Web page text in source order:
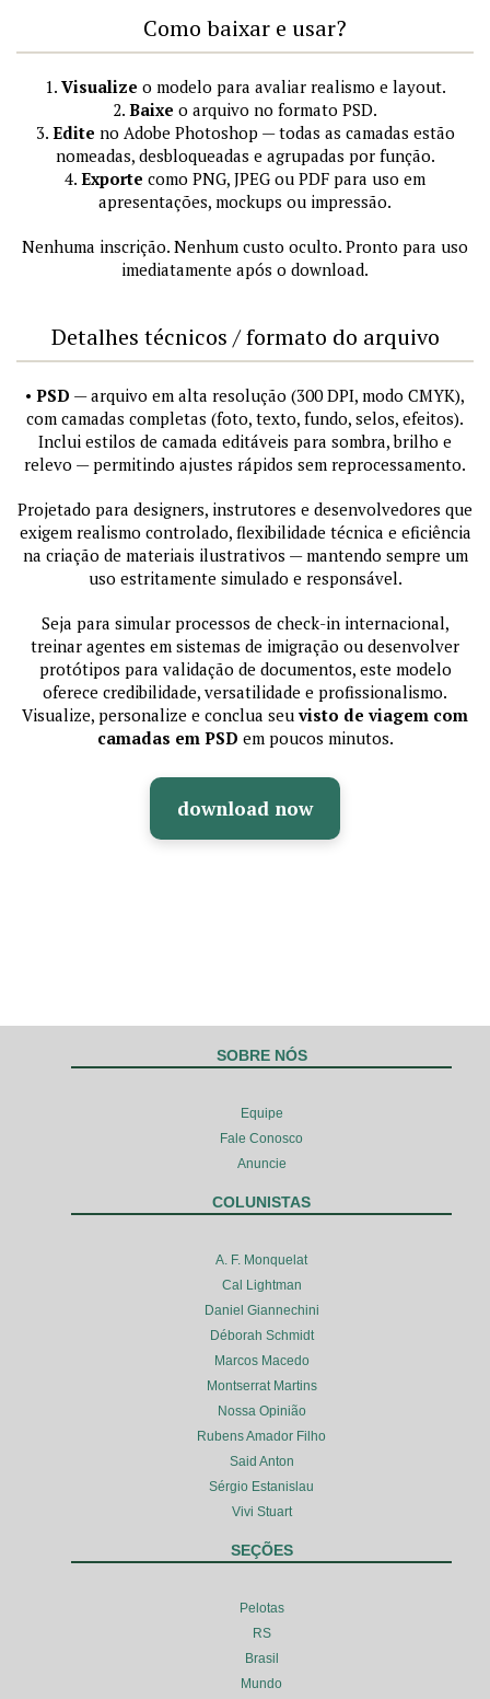
Como baixar e usar?
1. Visualize o modelo para avaliar realismo e layout.
2. Baixe o arquivo no formato PSD.
3. Edite no Adobe Photoshop — todas as camadas estão
nomeadas, desbloqueadas e agrupadas por função.
4. Exporte como PNG, JPEG ou PDF para uso em
apresentações, mockups ou impressão.
Nenhuma inscrição. Nenhum custo oculto. Pronto para uso
imediatamente após o download.
Detalhes técnicos / formato do arquivo
• PSD — arquivo em alta resolução (300 DPI, modo CMYK),
com camadas completas (foto, texto, fundo, selos, efeitos).
Inclui estilos de camada editáveis para sombra, brilho e
relevo — permitindo ajustes rápidos sem reprocessamento.
Projetado para designers, instrutores e desenvolvedores que
exigem realismo controlado, flexibilidade técnica e eficiência
na criação de materiais ilustrativos — mantendo sempre um
uso estritamente simulado e responsável.
Seja para simular processos de check-in internacional,
treinar agentes em sistemas de imigração ou desenvolver
protótipos para validação de documentos, este modelo
oferece credibilidade, versatilidade e profissionalismo.
Visualize, personalize e conclua seuvisto de viagem com
camadas em PSD em poucos minutos.
download now
SOBRE NÓS
Equipe
Fale Conosco
Anuncie
COLUNISTAS
A. F. Monquelat
Cal Lightman
Daniel Giannechini
Déborah Schmidt
Marcos Macedo
Montserrat Martins
Nossa Opinião
Rubens Amador Filho
Said Anton
Sérgio Estanislau
Vivi Stuart
SEÇÕES
Pelotas
RS
Brasil
Mundo